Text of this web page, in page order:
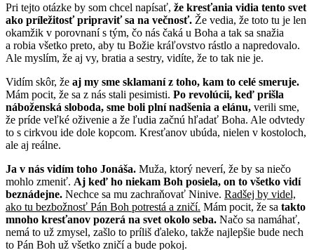
Pri tejto otázke by som chcel napísať, že kresťania vidia tento svet
ako príležitosť pripraviť sa na večnosť. Že vedia, že toto tu je len
okamžik v porovnaní s tým, čo nás čaká u Boha a tak sa snažia
a robia všetko preto, aby tu Božie kráľovstvo rástlo a napredovalo.
Ale myslím, že aj vy, bratia a sestry, vidíte, že to tak nie je.
Vidím skôr, že aj my sme sklamaní z toho, kam to celé smeruje.
Mám pocit, že sa z nás stali pesimisti. Po revolúcii, keď prišla
náboženská sloboda, sme boli plní nadšenia a elánu, verili sme,
že príde veľké oživenie a že ľudia začnú hľadať Boha. Ale odvtedy
to s cirkvou ide dole kopcom. Kresťanov ubúda, nielen v kostoloch,
ale aj reálne.
Ja v nás vidím toho Jonáša. Muža, ktorý neverí, že by sa niečo
mohlo zmeniť. Aj keď ho niekam Boh posiela, on to všetko vidí
beznádejne. Nechce sa mu zachraňovať Ninive. Radšej by videl,
ako tu bezbožnosť Pán Boh potrestá a zničí. Mám pocit, že sa takto
mnoho kresťanov pozerá na svet okolo seba. Načo sa namáhať,
nemá to už zmysel, zašlo to príliš ďaleko, takže najlepšie bude nech
to Pán Boh už všetko zničí a bude pokoj.